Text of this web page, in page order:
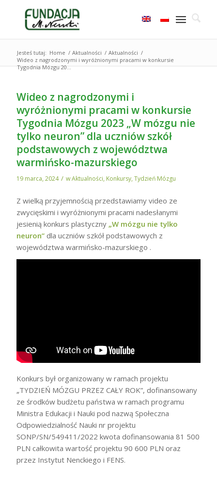
Jesteś tutaj: Home / Aktualności / Aktualności /
Wideo z nagrodzonymi i wyróżnionymi pracami w konkursie
Tygodnia Mózgu 20...
Wideo z nagrodzonymi i
wyróżnionymi pracami w konkursie
Tygodnia Mózgu 2023 „W mózgu nie
tylko neuron” dla uczniów szkół
podstawowych z województwa
warmińsko-mazurskiego
19 marca, 2024 / wAktualności, Konkursy,Tydzień Mózgu
Z wielką przyjemnością przedstawiamy video ze
zwycięskimi i wyróżnionymi pracami nadesłanymi
jesienią konkurs plastyczny „W mózgu nie tylko
neuron”dla uczniów szkół podstawowych z
województwa warmińsko-mazurskiego .
Konkurs był organizowany w ramach projektu
„TYDZIEŃ MÓZGU PRZEZ CAŁY ROK”, dofinansowany
ze środków budżetu państwa w ramach programu
Ministra Edukacji i Nauki pod nazwą Społeczna
Odpowiedzialność Nauki nr projektu
SONP/SN/549411/2022 kwota dofinansowania 81 500
PLN całkowita wartość projektu 90 600 PLN oraz
przez Instytut Nenckiego i FENS.